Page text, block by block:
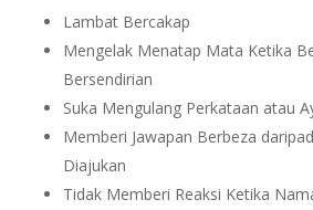
Lambat Bercakap
Mengelak Menatap Mata Ketika
Bersendirian
Suka Mengulang Perkataan atau
Memberi Jawapan Berbeza
Diajukan
Tidak Memberi Reaksi Ketika